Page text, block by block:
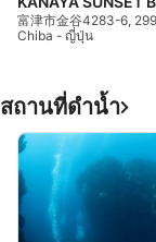
富津市金谷4283-6,
Chiba - ญี่ปุ่น
สถานที่ดำน้ำ